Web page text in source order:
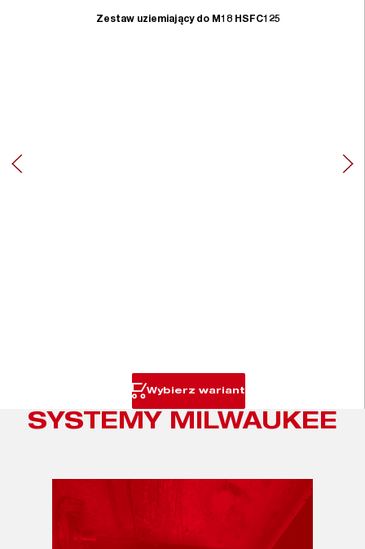
Zestaw uziemiający do M18 HSFC125
Wybierz wariant
SYSTEMY MILWAUKEE